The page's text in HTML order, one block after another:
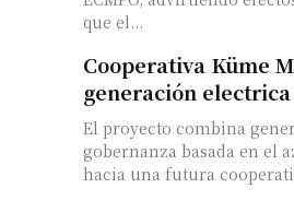
que el...
Cooperativa Küme
generación
El proyecto combina
gobernanza basada en el